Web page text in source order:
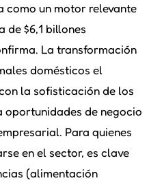
un motor relevante
de $6,1 billones
La transformación
domésticos el
la sofisticación de los
oportunidades de negocio
Para quienes
en el sector, es clave
(alimentación